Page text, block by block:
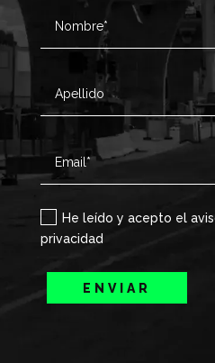
He leído y acepto el
privacidad
ENVIAR